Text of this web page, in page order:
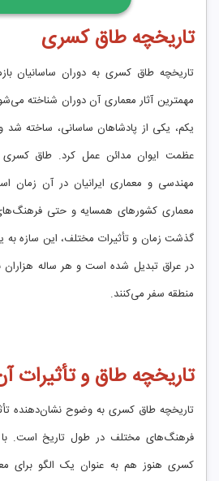
تاریخچه طاق کسری
تاریخچه طاق کسری به دوران ساسانیان
مهمترین آثار معماری آن دوران شناخته
یکم، یکی از پادشاهان ساسانی، ساخته شد
عظمت ایوان مدائن عمل کرد. طاق کسری
مهندسی و معماری ایرانیان در آن زمان
معماری کشورهای همسایه و حتی
گذشت زمان و تأثیرات مختلف، این سازه
در عراق تبدیل شده است و هر ساله هزاران
منطقه سفر می‌کنند.
تاریخچه طاق و تأثیرات
تاریخچه طاق کسری به وضوح نشان‌دهنده
فرهنگ‌های مختلف در طول تاریخ است.
کسری هنوز هم به عنوان یک الگو برای